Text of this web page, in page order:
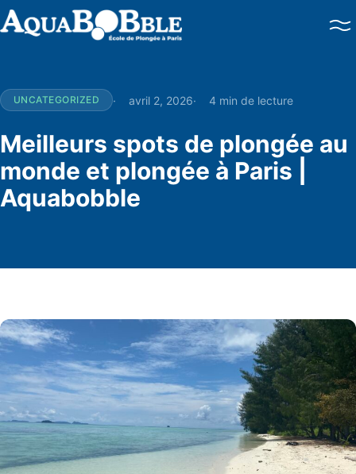
Brevets FFESSM / CMAS
Double certification
Perfectionnement
UNCATEGORIZED avril 2, 2026 4 min de lecture
Meilleurs spots de plongée au
monde et plongée à Paris |
Aquabobble